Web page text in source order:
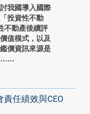
我國導入國際
投資性不動
不動產後續評
值模式，以及
價資訊來源是
任績效與CEO